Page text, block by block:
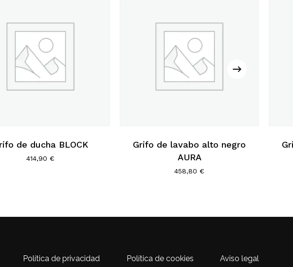
de ducha BLOCK
414,90 €
Grifo de lavabo alto negro
AURA
458,80 €
Política de privacidad Política de cookies Aviso legal